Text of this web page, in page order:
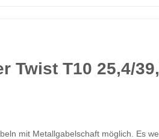
Twist T10 25,4/
mit Metallgabelschaft möglich. Es